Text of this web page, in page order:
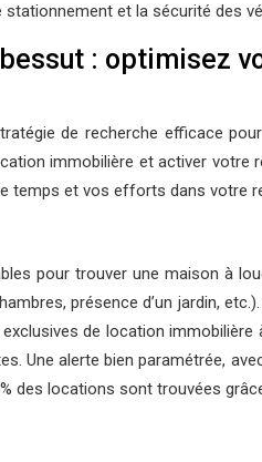
stationnement et la sécurité des
: optimisez
de recherche efficace
immobilière et activer votre
temps et vos efforts dans votre
pour trouver une maison à
présence d’un jardin,
de location immobilière
Une alerte bien paramétrée,
des locations sont trouvées